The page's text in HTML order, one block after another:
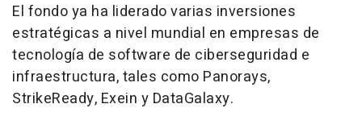
El fondo ya ha liderado varias inversiones
estratégicas a nivel mundial en empresas de
tecnología de software de ciberseguridad e
infraestructura, tales como Panorays,
StrikeReady, Exein y DataGalaxy.